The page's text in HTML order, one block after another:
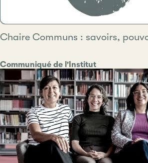
Chaire Communs : savoirs,
Catégorie
Communiqué de l'Institut